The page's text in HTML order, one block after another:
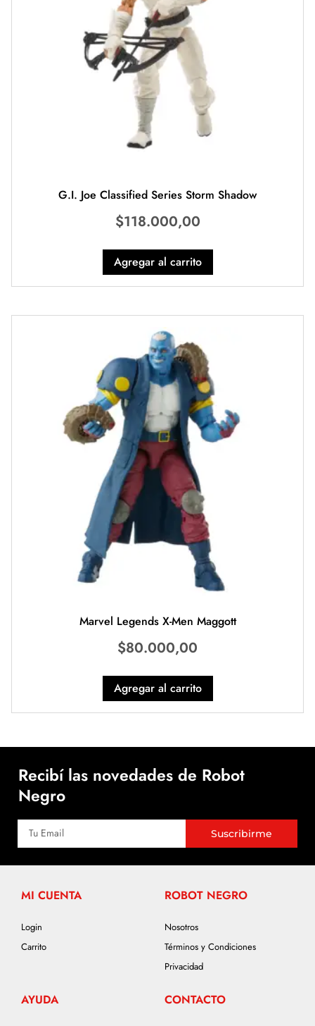
G.I. Joe Classified Series Storm Shadow
$118.000,00
Agregar al carrito
Marvel Legends X-Men Maggott
$80.000,00
Agregar al carrito
Recibí las novedades de Robot
Negro
Suscribirme
MI CUENTA
Login
Carrito
ROBOT NEGRO
Nosotros
Términos y Condiciones
Privacidad
AYUDA CONTACTO